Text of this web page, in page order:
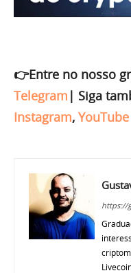
👉Entre no nosso
Telegram | Siga
Instagram, YouTube
https://